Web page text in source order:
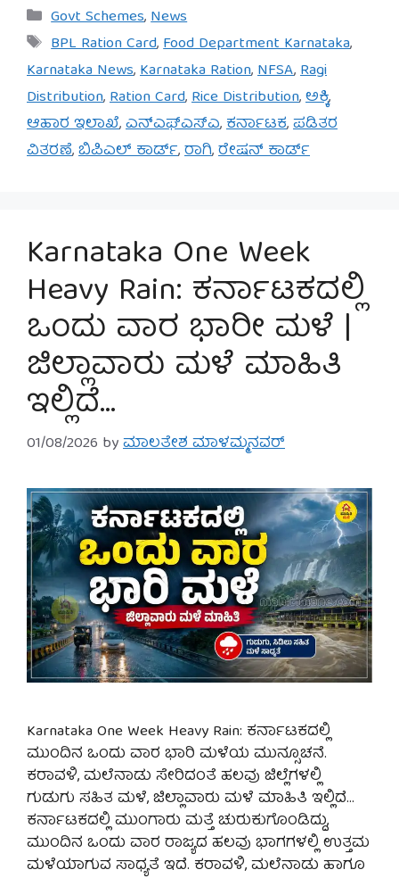
Categories
Govt Schemes,News
Tags
BPL Ration Card,Food Department Karnataka,
Karnataka News,Karnataka Ration,NFSA,Ragi
Distribution,Ration Card,Rice Distribution,ಅಕ್ಕಿ,
ಆಹಾರ ಇಲಾಖೆ,ಎನ್‌ಎಫ್‌ಎಸ್‌ಎ,ಕರ್ನಾಟಕ,ಪಡಿತರ
ವಿತರಣೆ,ಬಿಪಿಎಲ್ ಕಾರ್ಡ್,ರಾಗಿ,ರೇಷನ್ ಕಾರ್ಡ್
Karnataka One Week
Heavy Rain: ಕರ್ನಾಟಕದಲ್ಲಿ
ಒಂದು ವಾರ ಭಾರೀ ಮಳೆ |
ಜಿಲ್ಲಾವಾರು ಮಳೆ ಮಾಹಿತಿ
ಇಲ್ಲಿದೆ…
01/08/2026 byಮಾಲತೇಶ ಮಾಳಮ್ಮನವರ್
Karnataka One Week Heavy Rain: ಕರ್ನಾಟಕದಲ್ಲಿ
ಮುಂದಿನ ಒಂದು ವಾರ ಭಾರಿ ಮಳೆಯ ಮುನ್ಸೂಚನೆ.
ಕರಾವಳಿ, ಮಲೆನಾಡು ಸೇರಿದಂತೆ ಹಲವು ಜಿಲ್ಲೆಗಳಲ್ಲಿ
ಗುಡುಗು ಸಹಿತ ಮಳೆ, ಜಿಲ್ಲಾವಾರು ಮಳೆ ಮಾಹಿತಿ ಇಲ್ಲಿದೆ…
ಕರ್ನಾಟಕದಲ್ಲಿ ಮುಂಗಾರು ಮತ್ತೆ ಚುರುಕುಗೊಂಡಿದ್ದು,
ಮುಂದಿನ ಒಂದು ವಾರ ರಾಜ್ಯದ ಹಲವು ಭಾಗಗಳಲ್ಲಿ ಉತ್ತಮ
ಮಳೆಯಾಗುವ ಸಾಧ್ಯತೆ ಇದೆ. ಕರಾವಳಿ, ಮಲೆನಾಡು ಹಾಗೂ